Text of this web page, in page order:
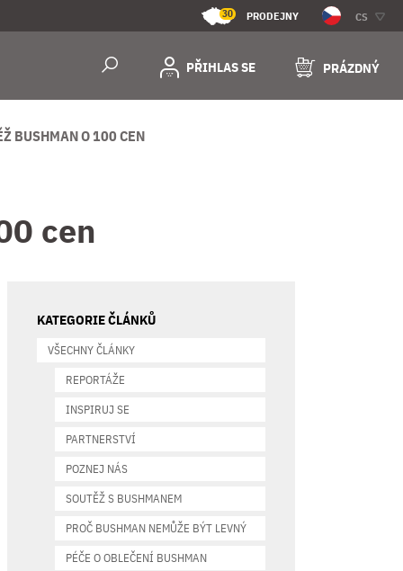
30 PRODEJNY CS
PŘIHLAS SE PRÁZDNÝ
BUSHMAN O 100 CEN
cen
KATEGORIE ČLÁNKŮ
VŠECHNY ČLÁNKY
REPORTÁŽE
INSPIRUJ SE
PARTNERSTVÍ
POZNEJ NÁS
SOUTĚŽ S BUSHMANEM
PROČ BUSHMAN NEMŮŽE BÝT LEVNÝ
PÉČE O OBLEČENÍ BUSHMAN